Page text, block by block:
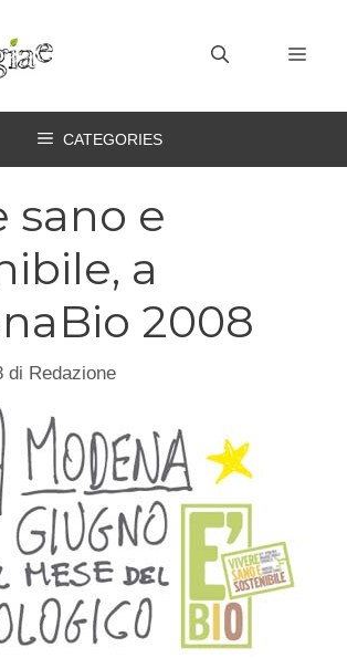
CATEGORIES
sano e
a
2008
di Redazione